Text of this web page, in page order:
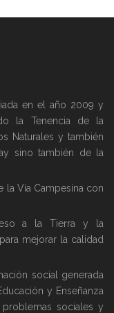
en el año 2009 y
la Tenencia de la
Naturales y también
sino también de la
la Vía Campesina con
a la Tierra y la
mejorar la calidad
social generada
y Enseñanza
sociales y